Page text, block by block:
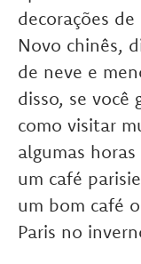
decorações
Novo chinês,
de neve e
disso, se você
como visitar
algumas
um café
um bom café
Paris no